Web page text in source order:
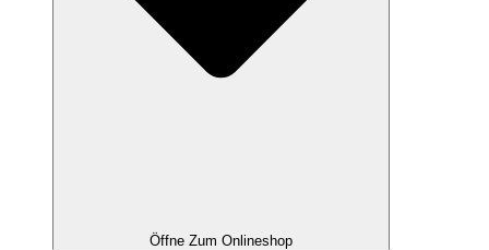
Öffne Zum Onlineshop